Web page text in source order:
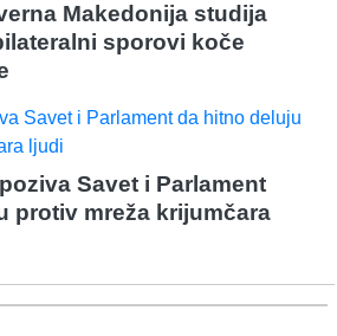
Makedonija studija
sporovi koče
Savet i Parlament
protiv mreža krijumčara